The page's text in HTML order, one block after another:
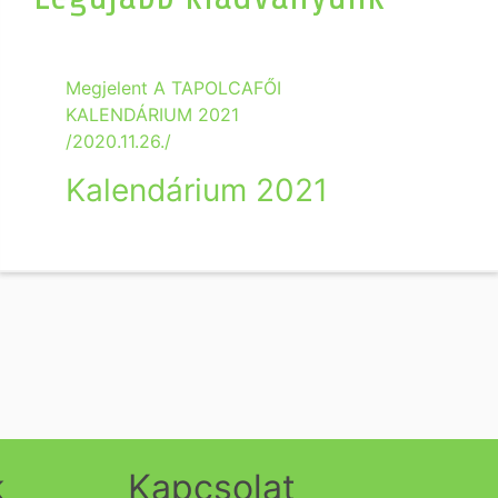
Megjelent A TAPOLCAFŐI
KALENDÁRIUM 2021
/2020.11.26./
Kalendárium 2021
Kapcsolat